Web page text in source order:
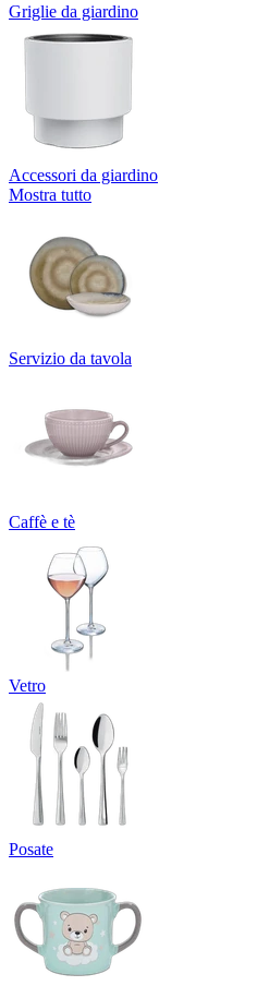
Griglie da giardino
Accessori da giardino
Mostra tutto
Servizio da tavola
Caffè e tè
Vetro
Posate